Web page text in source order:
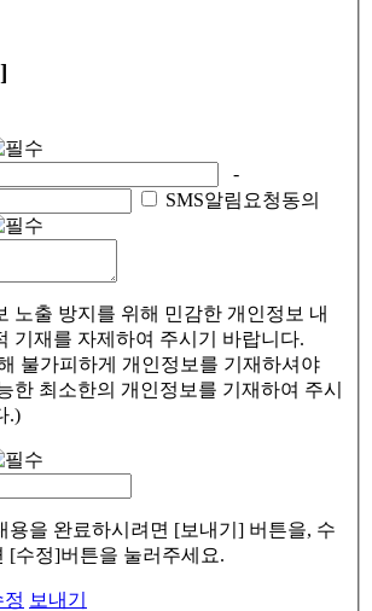
-
SMS알림요청동의
노출 방지를 위해 민감한 개인정보 내
기재를 자제하여 주시기 바랍니다.
불가피하게 개인정보를 기재하셔야
한 최소한의 개인정보를 기재하여 주시
.)
용을 완료하시려면 [보내기] 버튼을, 수
[수정]버튼을 눌러주세요.
정 보내기